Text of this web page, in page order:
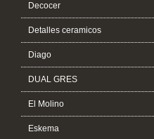
Decocer
Detalles ceramicos
Diago
DUAL GRES
El Molino
Eskema